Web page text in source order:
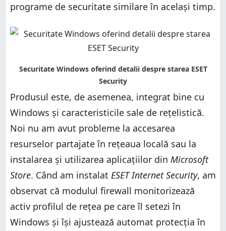
programe de securitate similare în același timp.
Produsul este, de asemenea, integrat bine cu
Windows și caracteristicile sale de rețelistică.
Noi nu am avut probleme la accesarea
resurselor partajate în rețeaua locală sau la
instalarea și utilizarea aplicațiilor din Microsoft
Store. Când am instalat ESET Internet Security, am
observat că modulul firewall monitorizează
activ profilul de rețea pe care îl setezi în
Windows și își ajustează automat protecția în